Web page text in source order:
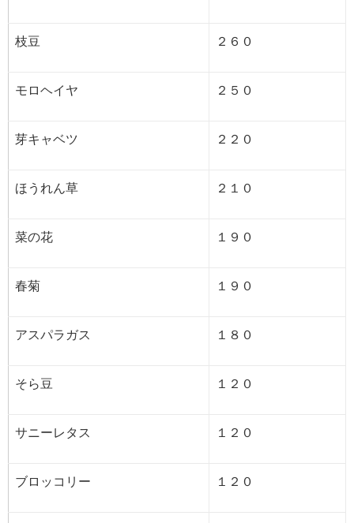
枝豆 ２６０
モロヘイヤ ２５０
芽キャベツ ２２０
ほうれん草 ２１０
菜の花 １９０
春菊 １９０
アスパラガス １８０
そら豆 １２０
サニーレタス １２０
ブロッコリー １２０